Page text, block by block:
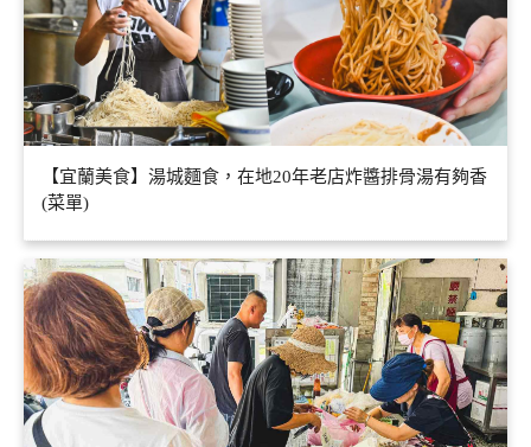
【宜蘭美食】湯城麵食，在地20年老店炸醬排骨湯有夠香
(菜單)